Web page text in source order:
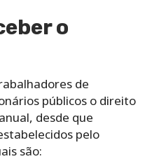
o
de
públicos o direito
desde que
pelo
são: